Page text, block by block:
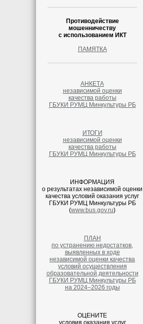
Противодействие
мошенничеству
с использованием ИКТ
ПАМЯТКА
АНКЕТА
независимой оценки
качества работы
ГБУКИ РУМЦ Минкультуры РБ
ИТОГИ
независимой оценки
качества работы
ГБУКИ РУМЦ Минкультуры РБ
ИНФОРМАЦИЯ
о результатах независимой оценки
качества условий оказания услуг
ГБУКИ РУМЦ Минкультуры РБ
(www.bus.gov.ru)
ПЛАН
по устранению недостатков,
выявленных в ходе
независимой оценки качества
условий осуществления
образовательной деятельности
ГБУКИ РУМЦ Минкультуры РБ
на 2024–2026 годы
ОЦЕНИТЕ
условия оказания услуг